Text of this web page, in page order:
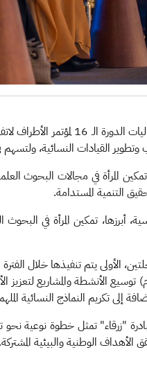
القيادات النسائية،
المرأة في مجالات البحوث
التنمية المستدامة.
تمكين المرأة في البحوث
الثانية، خلال الفترة (2028- 2030م)
إلى تكريم النماذج النسائية
"زرقاء" تمثل خطوة نوعية نحو
الأهداف الوطنية والبيئية المشتركة.​